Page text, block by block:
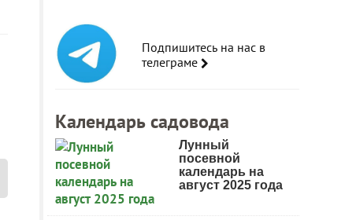
Подпишитесь на нас в
телеграме
Календарь садовода
Лунный
посевной
календарь на
август 2025 года